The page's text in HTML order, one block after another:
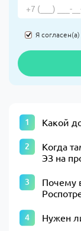
Я
Какой
Когда
ЭЗ на
Почему
Нужен